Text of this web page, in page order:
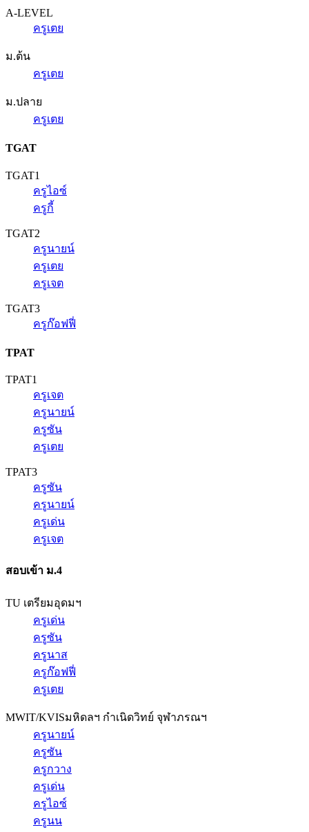
A-LEVEL
ครูเตย
ม.ต้น
ครูเตย
ม.ปลาย
ครูเตย
TGAT
TGAT1
ครูไอซ์
ครูกี้
TGAT2
ครูนายน์
ครูเตย
ครูเจต
TGAT3
ครูก๊อฟฟี่
TPAT
TPAT1
ครูเจต
ครูนายน์
ครูซัน
ครูเตย
TPAT3
ครูซัน
ครูนายน์
ครูเด่น
ครูเจต
สอบเข้า ม.4
TU เตรียมอุดมฯ
ครูเด่น
ครูซัน
ครูนาส
ครูก๊อฟฟี่
ครูเตย
MWIT/KVISมหิดลฯ กำเนิดวิทย์ จุฬาภรณฯ
ครูนายน์
ครูซัน
ครูกวาง
ครูเด่น
ครูไอซ์
ครูนน